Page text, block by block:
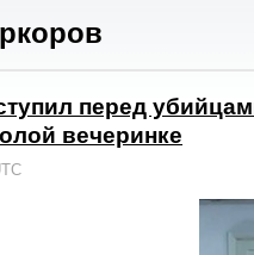
перед
вечеринке